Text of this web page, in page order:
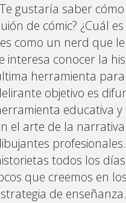
gustaría saber
de cómic? ¿Cuál
como un nerd que
interesa conocer la
herramienta
objetivo es
educativa
el arte de la
todos los
que creemos en
de